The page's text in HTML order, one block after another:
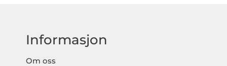
Informasjon
Om oss